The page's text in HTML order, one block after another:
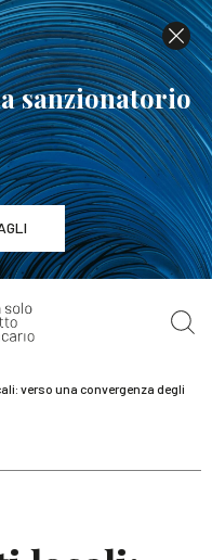
sanzionatorio
del TUF
verso una convergenza degli